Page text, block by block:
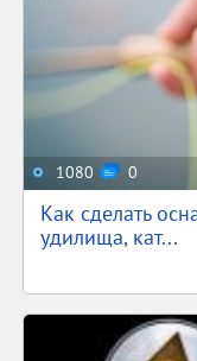
1080 0
Как сделать
удилища, кат...